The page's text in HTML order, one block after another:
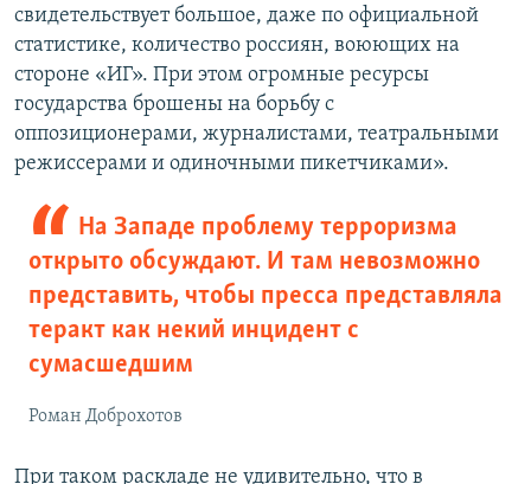
свидетельствует большое, даже по официальной
статистике, количество россиян, воюющих на
стороне «ИГ». При этом огромные ресурсы
государства брошены на борьбу с
оппозиционерами, журналистами, театральными
режиссерами и одиночными пикетчиками».
На Западе проблему терроризма
открыто обсуждают. И там невозможно
представить, чтобы пресса представляла
теракт как некий инцидент с
сумасшедшим
Роман Доброхотов
При таком раскладе не удивительно, что в